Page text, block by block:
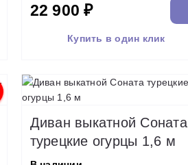
22 900 ₽
Купить в один клик
Диван выкатной Соната
турецкие огурцы 1,6 м